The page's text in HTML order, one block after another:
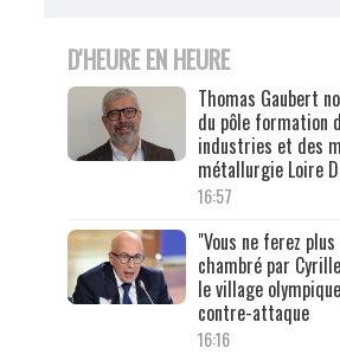
D'HEURE EN HEURE
Thomas Gaubert
du pôle formation
industries et des
métallurgie Loire
16:57
"Vous ne ferez
chambré par
le village
contre-attaque
16:16